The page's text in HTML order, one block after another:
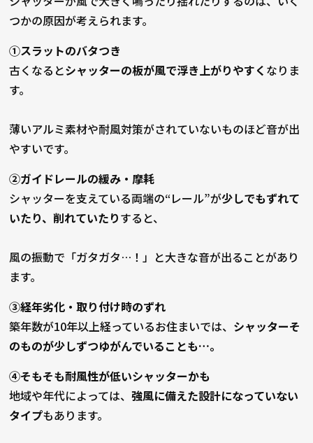
つかの原因が考えられます。
①スラットのバタつき
古くなるとシャッターの板が風で浮き上がりやすく なりま
す。
薄いアルミ素材や耐風対策がされていないものほど音が出
やすいです。
②ガイドレールの緩み・摩耗
シャッターを支えている両端の“レール”が少しでもずれて
いたり、削れていたりすると、
風の振動で「ガタガタ…！」と大きな音が出ることがあり
ます。
③経年劣化・取り付け時のずれ
築年数が10年以上経っているお住まいでは、 シャッターそ
のものが少しずつゆがんでいることも…。
④そもそも耐風性が低いシャッターかも
地域や年代によっては、強風に備えた設計になっていない
タイプもあります。